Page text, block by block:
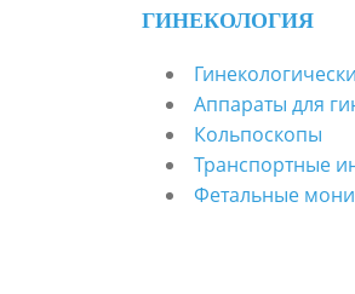
ГИНЕКОЛОГИЯ
Аппараты для
Кольпоскопы
Транспортные
Фетальные